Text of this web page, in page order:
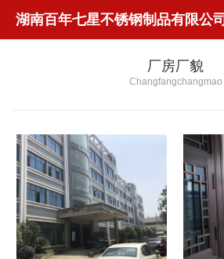
湖南百年七星不锈钢制品有限公司
厂房厂貌
Changfangchangmao